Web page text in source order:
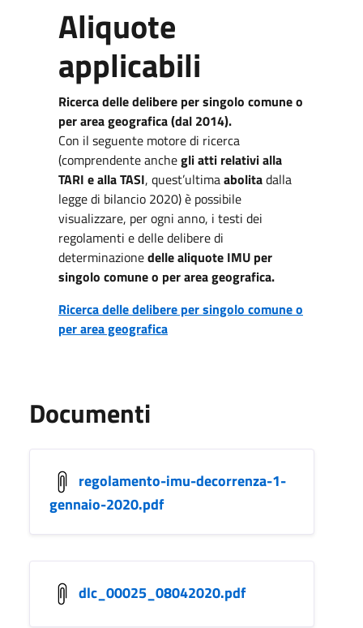
Aliquote
applicabili
Ricerca delle delibere per singolo comune o
per area geografica (dal 2014).
Con il seguente motore di ricerca
(comprendente anchegli atti relativi alla
TARI e alla TASI, quest’ultimaabolitadalla
legge di bilancio 2020) è possibile
visualizzare, per ogni anno, i testi dei
regolamenti e delle delibere di
determinazionedelle aliquote IMU per
singolo comune o per area geografica.
Ricerca delle delibere per singolo comune o
per area geografica
Documenti
regolamento-imu-decorrenza-1-
gennaio-2020.pdf
dlc_00025_08042020.pdf